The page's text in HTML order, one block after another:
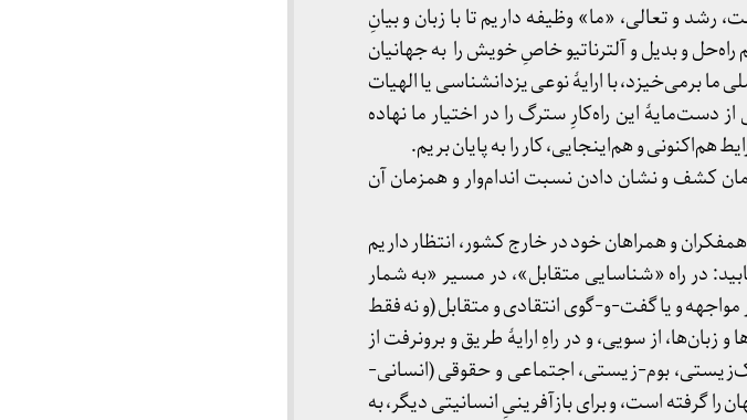
رشد و تعالی، «ما» وظیفه داریم تا با زبان و بیانِ
راه‌حل و بدیل و آلترناتیو خاصِ خویش را به جهانیان
ما برمی‌خیزد، با ارایهٔ نوعی یزدانشناسی یا الهیات
این راه‌کارِ سترگ را در اختیار ما نهاده
هم‌اکنونی و هم‌اینجایی، کار را به پایان بریم.
کشف و نشان دادن نسبت اندام‌وار و همزمان آن
و همراهان خود در خارج کشور، انتظار داریم
در راه «شناسایی متقابل»، در مسیر «به شمار
و یا گفت-و-گوی انتقادی و متقابل (و نه فقط
از سویی، و در راهِ ارایهٔ طریق و برونرفت از
بوم-زیستی، اجتماعی و حقوقی (انسانی-
گرفته است، و برای بازآفرینیِ انسانیتی دیگر، به